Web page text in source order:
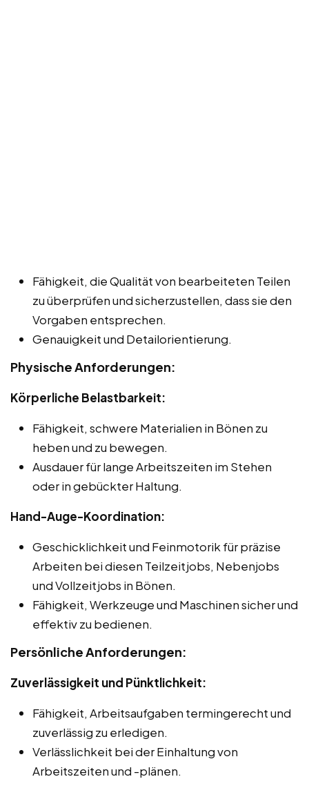
Fähigkeit, die Qualität von bearbeiteten Teilen
zu überprüfen und sicherzustellen, dass sie den
Vorgaben entsprechen.
Genauigkeit und Detailorientierung.
Physische Anforderungen:
Körperliche Belastbarkeit:
Fähigkeit, schwere Materialien in Bönen zu
heben und zu bewegen.
Ausdauer für lange Arbeitszeiten im Stehen
oder in gebückter Haltung.
Hand-Auge-Koordination:
Geschicklichkeit und Feinmotorik für präzise
Arbeiten bei diesen Teilzeitjobs, Nebenjobs
und Vollzeitjobs in Bönen.
Fähigkeit, Werkzeuge und Maschinen sicher und
effektiv zu bedienen.
Persönliche Anforderungen:
Zuverlässigkeit und Pünktlichkeit:
Fähigkeit, Arbeitsaufgaben termingerecht und
zuverlässig zu erledigen.
Verlässlichkeit bei der Einhaltung von
Arbeitszeiten und -plänen.